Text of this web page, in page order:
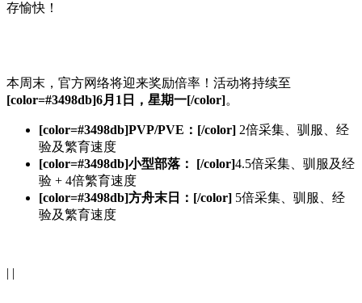
存愉快！
本周末，官方网络将迎来奖励倍率！活动将持续至
[color=#3498db]6月1日，星期一[/color]。
[color=#3498db]PVP/PVE：[/color] 2倍采集、驯服、经
验及繁育速度
[color=#3498db]小型部落： [/color]4.5倍采集、驯服及经
验 + 4倍繁育速度
[color=#3498db]方舟末日：[/color] 5倍采集、驯服、经
验及繁育速度
| |